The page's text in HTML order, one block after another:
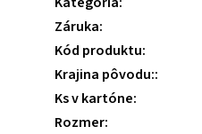
z 5
hviezdičiek.
Záruka:
Kód produktu:
Krajina pôvodu::
Ks v kartóne:
Rozmer: